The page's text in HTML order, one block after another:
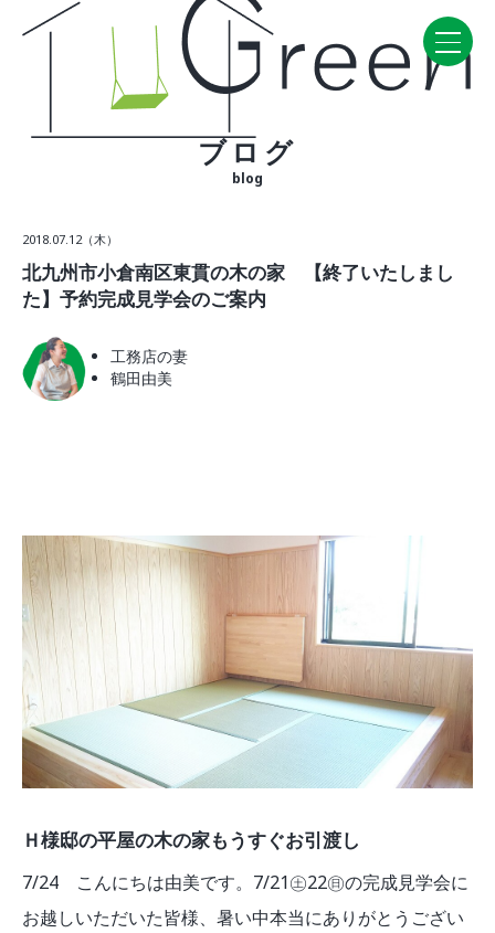
CONCEPT・BUILD
コンセプト
自然素材
ラインナップ
WORK
ABOUT
会社概要
採用情報
スタッフ紹介
ブログ
お知らせ
お問い合わせ・資料請求
SNS
ブログ
blog
2018.07.12（木）
北九州市小倉南区東貫の木の家 【終了いたしまし
た】予約完成見学会のご案内
工務店の妻
鶴田由美
Ｈ様邸の平屋の木の家もうすぐお引渡し
7/24 こんにちは由美です。7/21㊏22㊐の完成見学会に
お越しいただいた皆様、暑い中本当にありがとうござい